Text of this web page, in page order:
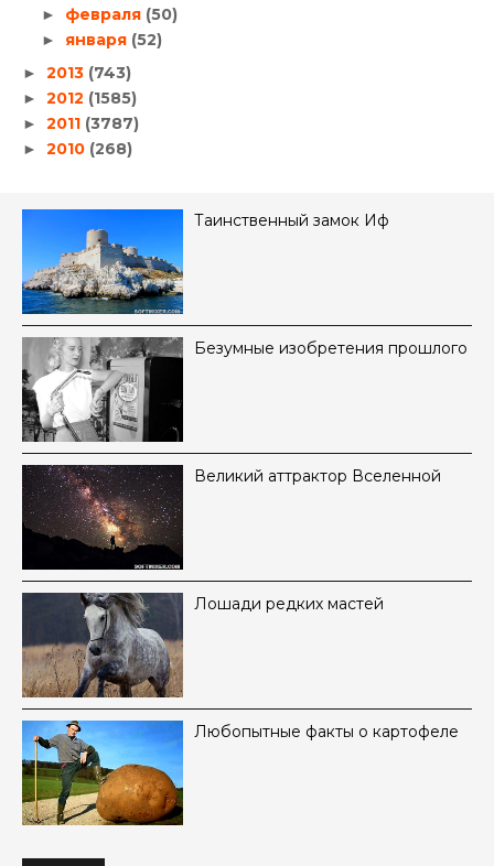
► февраля (50)
► января (52)
► 2013 (743)
► 2012 (1585)
► 2011 (3787)
► 2010 (268)
Таинственный замок Иф
Безумные изобретения прошлого
Великий аттрактор Вселенной
Лошади редких мастей
Любопытные факты о картофеле